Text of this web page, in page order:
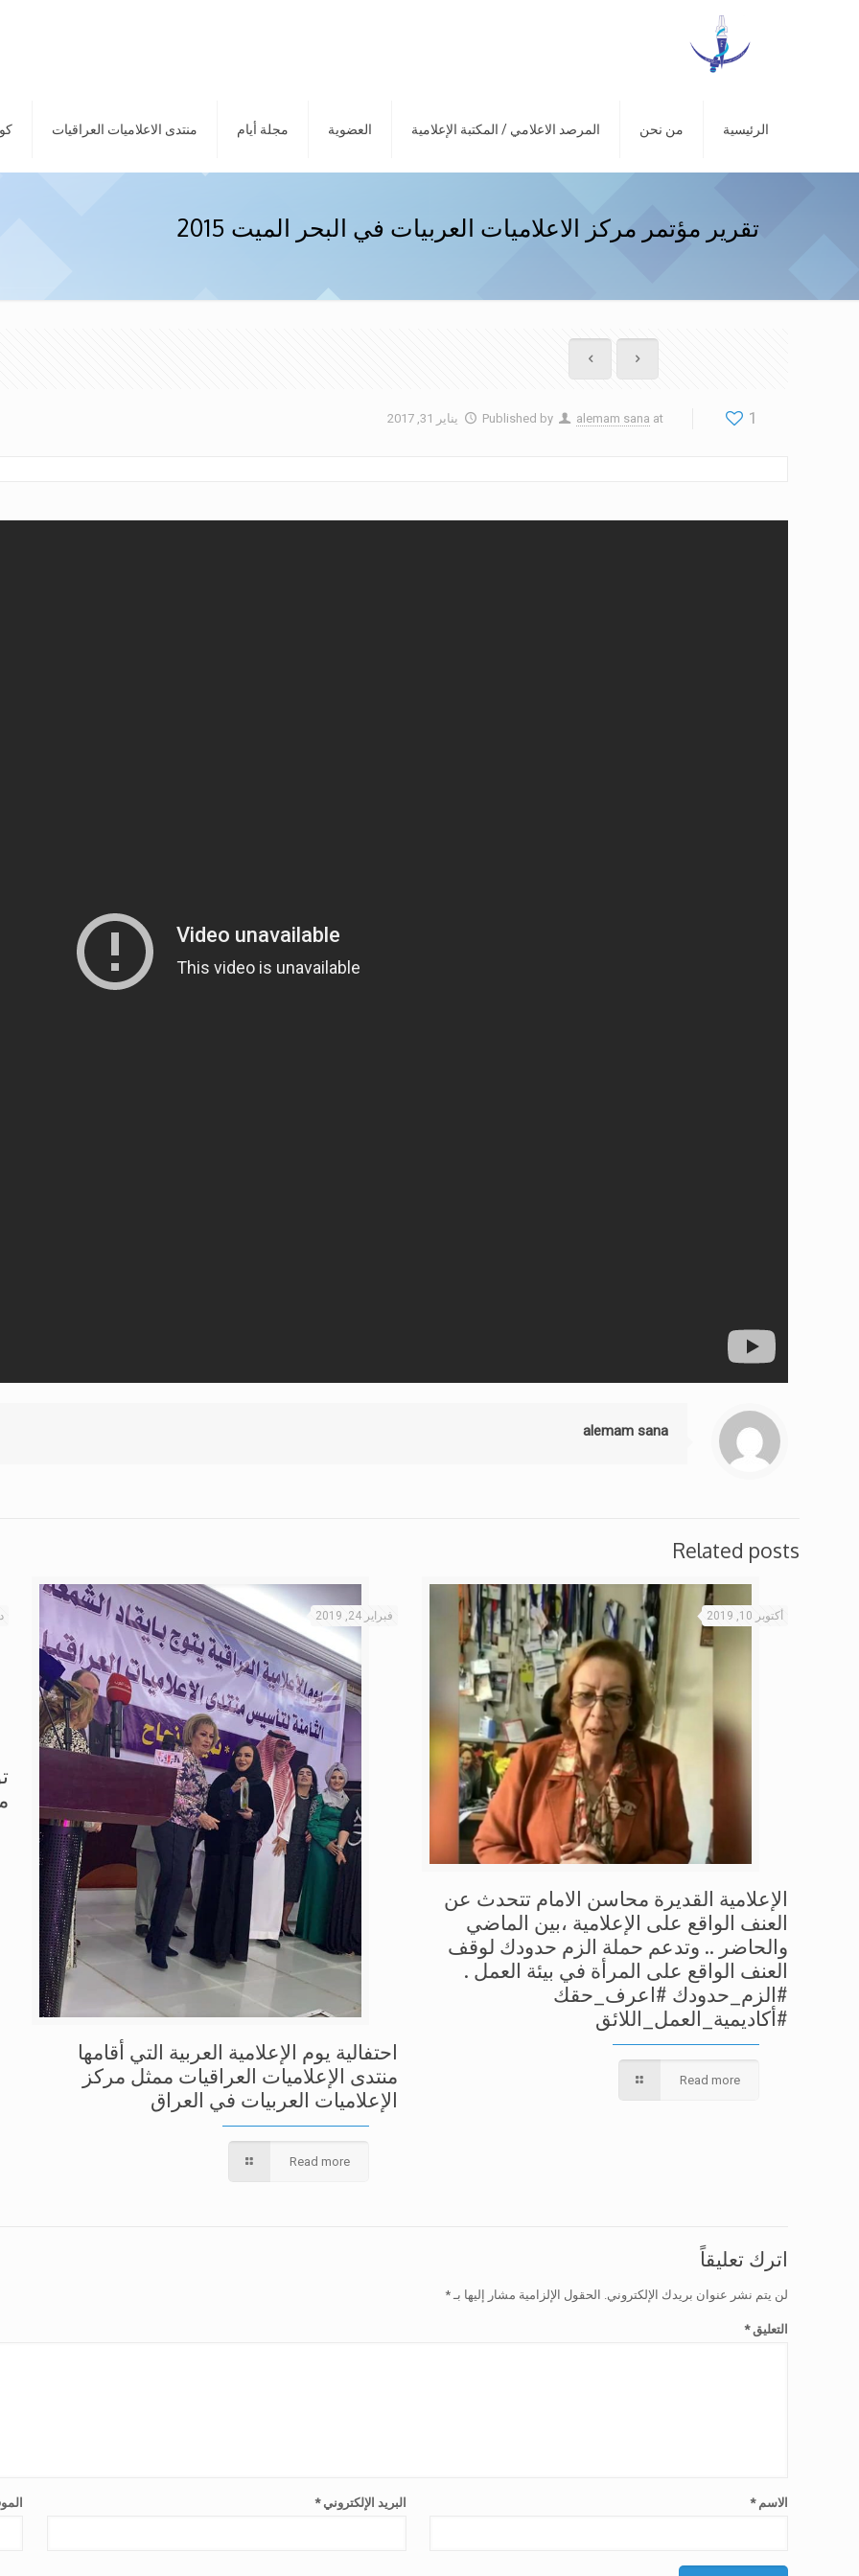
الرئيسية من نحن المرصد الاعلامي / المكتبة الإعلامية العضوية مجلة أيام منتدى الاعلاميات العراقيات
تقرير مؤتمر مركز الاعلاميات العربيات في البحر الميت 2015
1
Published by alemam sana at يناير 31, 2017
alemam sana
Related posts
أكتوبر 10, 2019
الإعلامية القديرة محاسن الامام تتحدث عن
العنف الواقع على الإعلامية ،بين الماضي
والحاضر .. وتدعم حملة الزم حدودك لوقف
العنف الواقع على المرأة في بيئة العمل .
#الزم_حدودك #اعرف_حقك
#أكاديمية_العمل_اللائق
Read more
فبراير 24, 2019
احتفالية يوم الإعلامية العربية التي أقامها
منتدى الإعلاميات العراقيات ممثل مركز
الإعلاميات العربيات في العراق
Read more
اترك تعليقاً
لن يتم نشر عنوان بريدك الإلكتروني. الحقول الإلزامية مشار إليها بـ*
التعليق*
الاسم* البريد الإلكتروني*